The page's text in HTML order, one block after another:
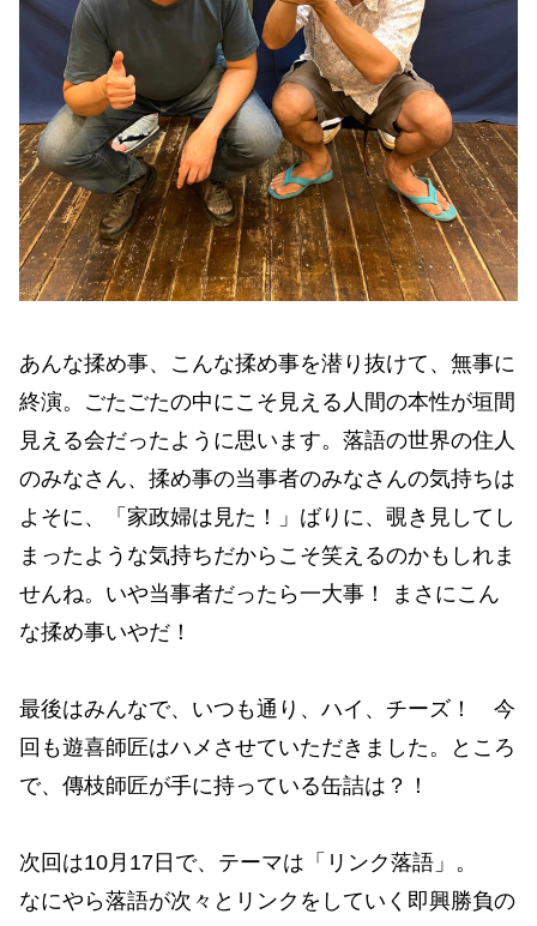
あんな揉め事、こんな揉め事を潜り抜けて、無事に
終演。ごたごたの中にこそ見える人間の本性が垣間
見える会だったように思います。落語の世界の住人
のみなさん、揉め事の当事者のみなさんの気持ちは
よそに、「家政婦は見た！」ばりに、覗き見してし
まったような気持ちだからこそ笑えるのかもしれま
せんね。いや当事者だったら一大事！ まさにこん
な揉め事いやだ！
最後はみんなで、いつも通り、ハイ、チーズ！ 今
回も遊喜師匠はハメさせていただきました。ところ
で、傳枝師匠が手に持っている缶詰は？！
次回は10月17日で、テーマは「リンク落語」。
なにやら落語が次々とリンクをしていく即興勝負の